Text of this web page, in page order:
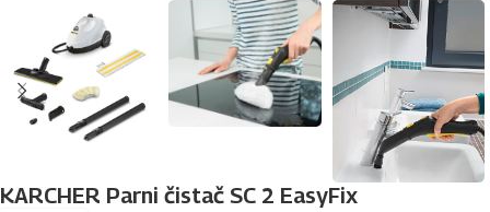
KARCHER Parni čistač SC 2 EasyFix